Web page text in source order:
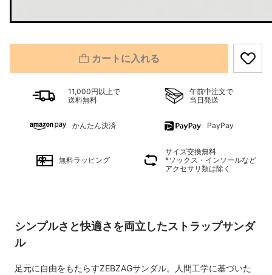
カートに入れる
11,000円以上で
送料無料
午前中注文で
当日発送
かんたん決済 PayPay
無料ラッピング
サイズ交換無料
*ソックス・インソールなど
アクセサリ類は除く
シンプルさと快適さを両立したストラップサンダ
ル
足元に自由をもたらすZEBZAGサンダル。人間工学に基づいた